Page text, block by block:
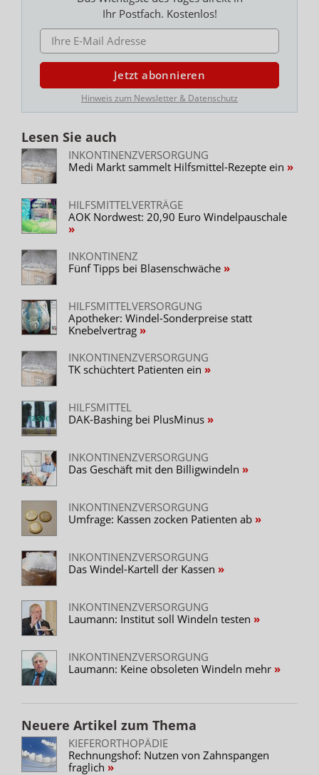
Ihr Postfach. Kostenlos!
E-MAIL ADRESSE
Jetzt abonnieren
Hinweis zum Newsletter & Datenschutz
Lesen Sie auch
INKONTINENZVERSORGUNG
Medi Markt sammelt Hilfsmittel-Rezepte ein
HILFSMITTELVERTRÄGE
AOK Nordwest: 20,90 Euro Windelpauschale
INKONTINENZ
Fünf Tipps bei Blasenschwäche
HILFSMITTELVERSORGUNG
Apotheker: Windel-Sonderpreise statt
Knebelvertrag
INKONTINENZVERSORGUNG
TK schüchtert Patienten ein
HILFSMITTEL
DAK-Bashing bei PlusMinus
INKONTINENZVERSORGUNG
Das Geschäft mit den Billigwindeln
INKONTINENZVERSORGUNG
Umfrage: Kassen zocken Patienten ab
INKONTINENZVERSORGUNG
Das Windel-Kartell der Kassen
INKONTINENZVERSORGUNG
Laumann: Institut soll Windeln testen
INKONTINENZVERSORGUNG
Laumann: Keine obsoleten Windeln mehr
Neuere Artikel zum Thema
KIEFERORTHOPÄDIE
Rechnungshof: Nutzen von Zahnspangen
fraglich